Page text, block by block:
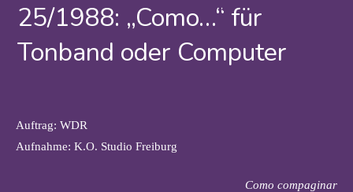
25/1988: „Como…“ für
Tonband oder Computer
Auftrag: WDR
Aufnahme: K.O. Studio Freiburg
Como compaginar